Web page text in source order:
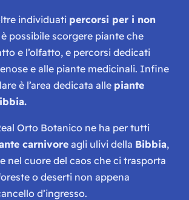
individuati percorsi per i non
possibile scorgere piante che
e l’olfatto, e percorsi dedicati
e alle piante medicinali. Infine
è l’area dedicata alle piante
Orto Botanico ne ha per tutti
carnivore agli ulivi della Bibbia,
nel cuore del caos che ci trasporta
o deserti non appena
d’ingresso.